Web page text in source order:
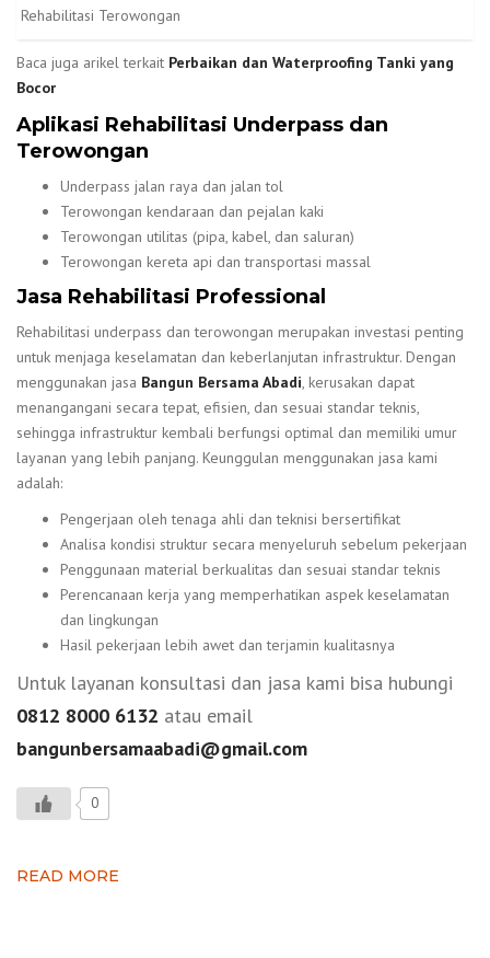
Rehabilitasi Terowongan
Baca juga arikel terkait Perbaikan dan Waterproofing Tanki yang
Bocor
Aplikasi Rehabilitasi Underpass dan
Terowongan
Underpass jalan raya dan jalan tol
Terowongan kendaraan dan pejalan kaki
Terowongan utilitas (pipa, kabel, dan saluran)
Terowongan kereta api dan transportasi massal
Jasa Rehabilitasi Professional
Rehabilitasi underpass dan terowongan merupakan investasi penting
untuk menjaga keselamatan dan keberlanjutan infrastruktur. Dengan
menggunakan jasa Bangun Bersama Abadi, kerusakan dapat
menangangani secara tepat, efisien, dan sesuai standar teknis,
sehingga infrastruktur kembali berfungsi optimal dan memiliki umur
layanan yang lebih panjang. Keunggulan menggunakan jasa kami
adalah:
Pengerjaan oleh tenaga ahli dan teknisi bersertifikat
Analisa kondisi struktur secara menyeluruh sebelum pekerjaan
Penggunaan material berkualitas dan sesuai standar teknis
Perencanaan kerja yang memperhatikan aspek keselamatan
dan lingkungan
Hasil pekerjaan lebih awet dan terjamin kualitasnya
Untuk layanan konsultasi dan jasa kami bisa hubungi
0812 8000 6132 atau email
bangunbersamaabadi@gmail.com
0
READ MORE